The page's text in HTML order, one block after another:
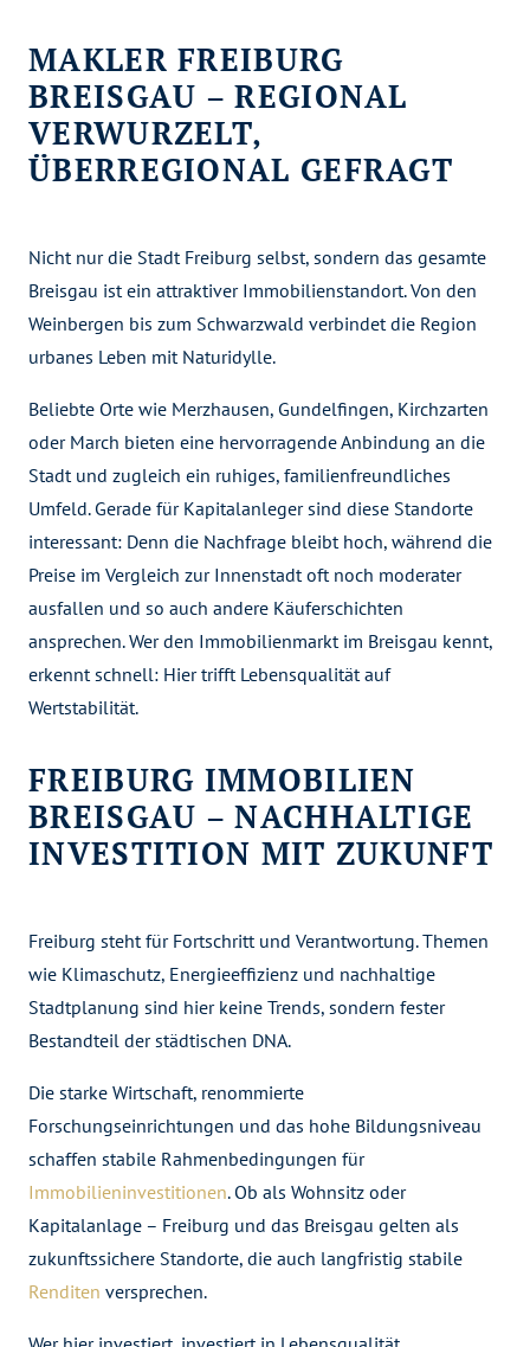
MAKLER FREIBURG
BREISGAU – REGIONAL
VERWURZELT,
ÜBERREGIONAL GEFRAGT
Nicht nur die Stadt Freiburg selbst, sondern das gesamte
Breisgau ist ein attraktiver Immobilienstandort. Von den
Weinbergen bis zum Schwarzwald verbindet die Region
urbanes Leben mit Naturidylle.
Beliebte Orte wie Merzhausen, Gundelfingen, Kirchzarten
oder March bieten eine hervorragende Anbindung an die
Stadt und zugleich ein ruhiges, familienfreundliches
Umfeld. Gerade für Kapitalanleger sind diese Standorte
interessant: Denn die Nachfrage bleibt hoch, während die
Preise im Vergleich zur Innenstadt oft noch moderater
ausfallen und so auch andere Käuferschichten
ansprechen. Wer den Immobilienmarkt im Breisgau kennt,
erkennt schnell: Hier trifft Lebensqualität auf
Wertstabilität.
FREIBURG IMMOBILIEN
BREISGAU – NACHHALTIGE
INVESTITION MIT ZUKUNFT
Freiburg steht für Fortschritt und Verantwortung. Themen
wie Klimaschutz, Energieeffizienz und nachhaltige
Stadtplanung sind hier keine Trends, sondern fester
Bestandteil der städtischen DNA.
Die starke Wirtschaft, renommierte
Forschungseinrichtungen und das hohe Bildungsniveau
schaffen stabile Rahmenbedingungen für
Immobilieninvestitionen. Ob als Wohnsitz oder
Kapitalanlage – Freiburg und das Breisgau gelten als
zukunftssichere Standorte, die auch langfristig stabile
Renditen versprechen.